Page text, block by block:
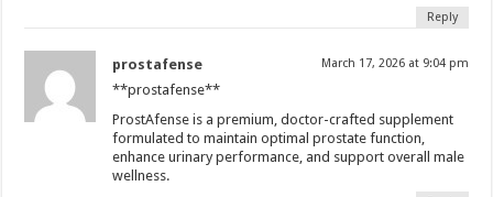
Reply
prostafense March 17, 2026 at 9:04 pm
**prostafense**
ProstAfense is a premium, doctor-crafted supplement
formulated to maintain optimal prostate function,
enhance urinary performance, and support overall male
wellness.